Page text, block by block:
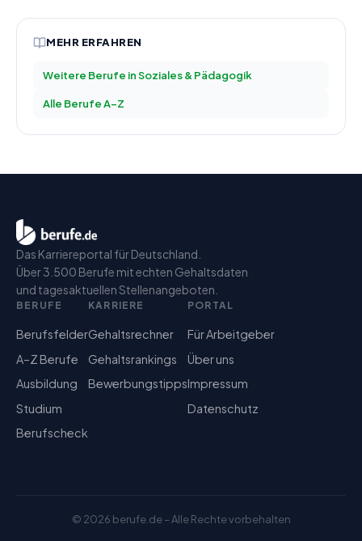
MEHR ERFAHREN
Weitere Berufe inSoziales & Pädagogik
Alle Berufe A–Z
Das Karriereportal für Deutschland.
Über 3.500 Berufe mit echten Gehaltsdaten
und tagesaktuellen Stellenangeboten.
BERUFE
Berufsfelder
A–Z Berufe
Ausbildung
Studium
Berufscheck
KARRIERE
Gehaltsrechner
Gehaltsrankings
Bewerbungstipps
PORTAL
Für Arbeitgeber
Über uns
Impressum
Datenschutz
© 2026 berufe.de – Alle Rechte vorbehalten